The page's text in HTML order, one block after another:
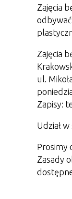
Zajęcia
Zajęcia
ul.
Zapisy:
Udział
Prosimy
Zasady